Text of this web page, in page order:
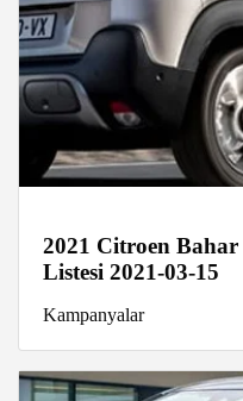
2021 Citroen
Listesi 2021-03-15
Kampanyalar